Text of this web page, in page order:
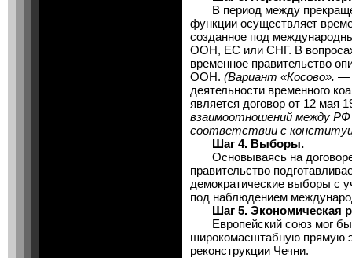
В период между
функции осуществляет
созданное под
ООН, ЕС или СНГ. В
временное правительство
ООН. (Вариант «Косово».
деятельности временного
является договор от 12 мая
взаимоотношений между
соответствии с
Шаг 4. Выборы.
Основываясь на договоре
правительство
демократические выборы с
под наблюдением
Шаг 5. Экономическая
Европейский союз мог бы
широкомасштабную прямую
реконструкции Чечни.